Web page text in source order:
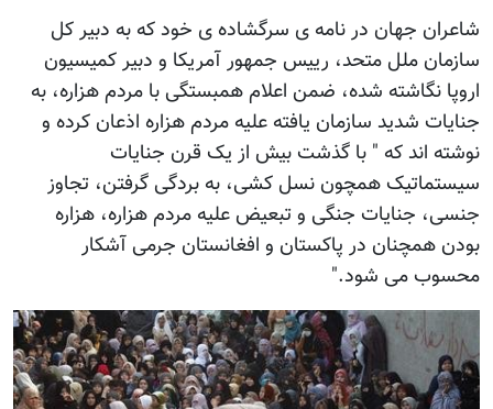
شاعران جهان در نامه ی سرگشاده ی خود که به دبیر کل
سازمان ملل متحد، رییس جمهور آمریکا و دبیر کمیسیون
اروپا نگاشته شده، ضمن اعلام همبستگی با مردم هزاره، به
جنایات شدید سازمان یافته علیه مردم هزاره اذعان کرده و
نوشته اند که " با گذشت بیش از یک قرن جنایات
سیستماتیک همچون نسل کشی، به بردگی گرفتن، تجاوز
جنسی، جنایات جنگی و تبعیض علیه مردم هزاره، هزاره
بودن همچنان در پاکستان و افغانستان جرمی آشکار
محسوب می شود."